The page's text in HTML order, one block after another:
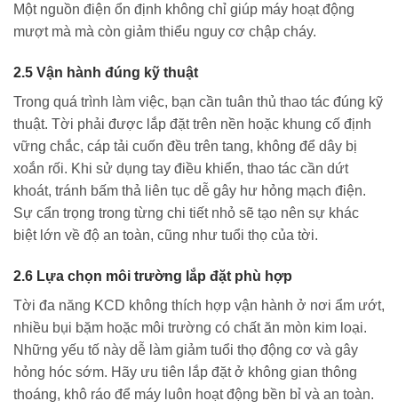
Một nguồn điện ổn định không chỉ giúp máy hoạt động
mượt mà mà còn giảm thiểu nguy cơ chập cháy.
2.5 Vận hành đúng kỹ thuật
Trong quá trình làm việc, bạn cần tuân thủ thao tác đúng kỹ
thuật. Tời phải được lắp đặt trên nền hoặc khung cố định
vững chắc, cáp tải cuốn đều trên tang, không để dây bị
xoắn rối. Khi sử dụng tay điều khiển, thao tác cần dứt
khoát, tránh bấm thả liên tục dễ gây hư hỏng mạch điện.
Sự cẩn trọng trong từng chi tiết nhỏ sẽ tạo nên sự khác
biệt lớn về độ an toàn, cũng như tuổi thọ của tời.
2.6 Lựa chọn môi trường lắp đặt phù hợp
Tời đa năng KCD không thích hợp vận hành ở nơi ẩm ướt,
nhiều bụi bặm hoặc môi trường có chất ăn mòn kim loại.
Những yếu tố này dễ làm giảm tuổi thọ động cơ và gây
hỏng hóc sớm. Hãy ưu tiên lắp đặt ở không gian thông
thoáng, khô ráo để máy luôn hoạt động bền bỉ và an toàn.